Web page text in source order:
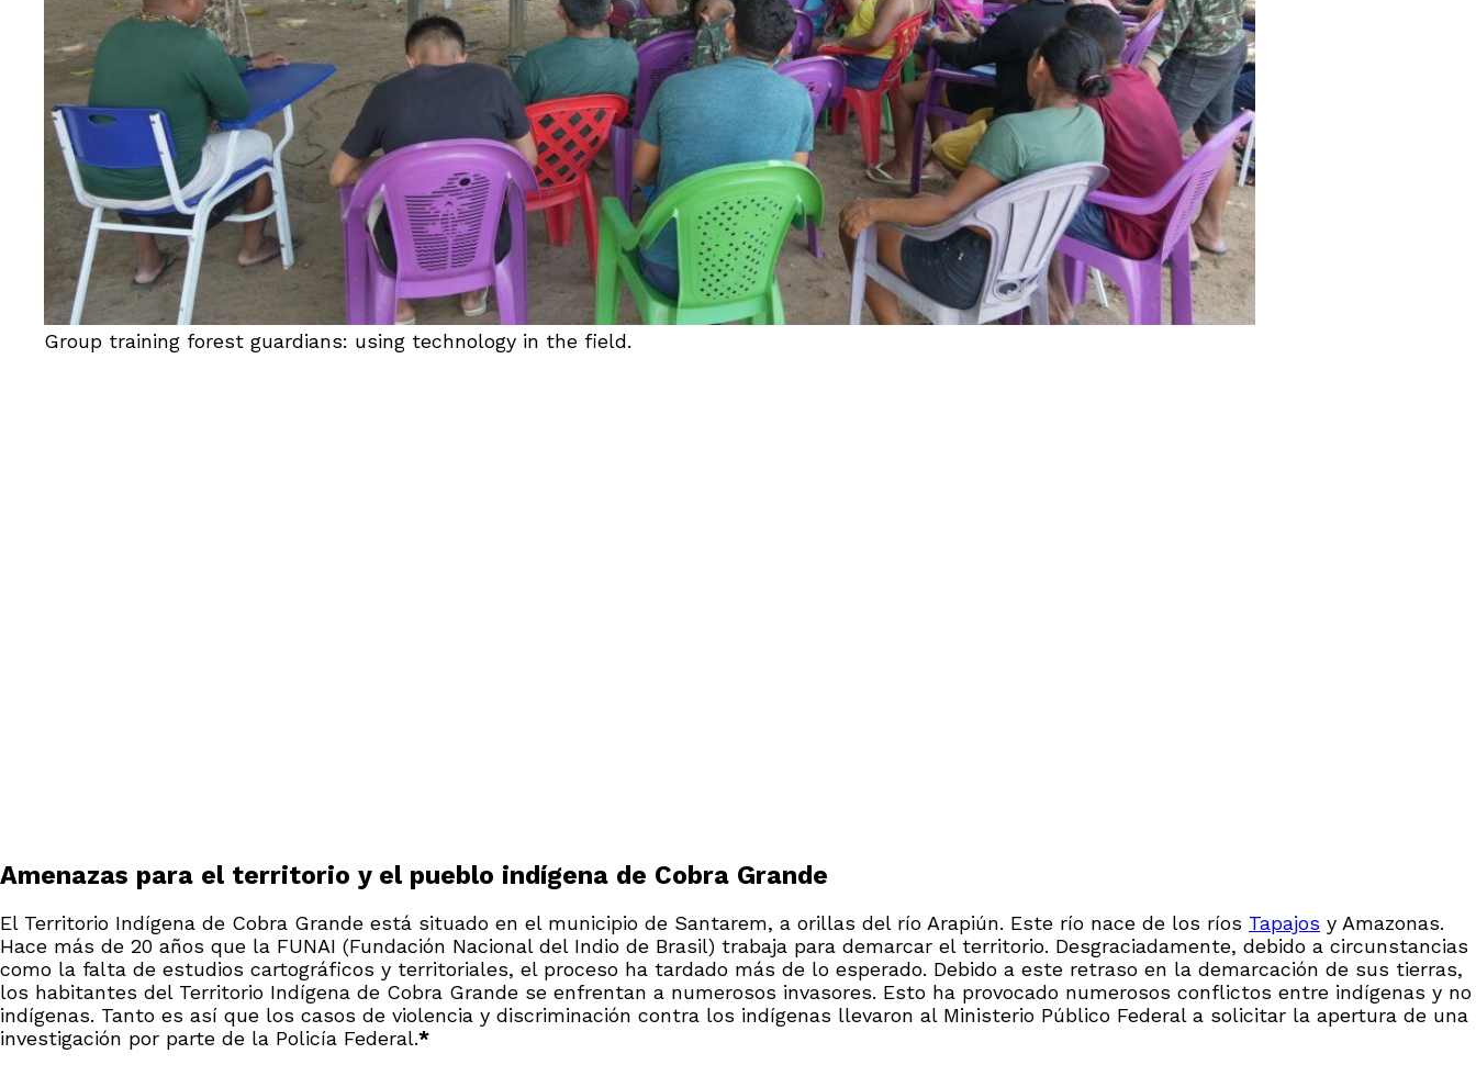
Group training forest guardians: using technology in the field.
Amenazas para el territorio y el pueblo indígena de Cobra Grande
El Territorio Indígena de Cobra Grande está situado en el municipio de Santarem, a orillas del río Arapiún. Este río nace de los ríos Tapajos y Amazonas.
Hace más de 20 años que la FUNAI (Fundación Nacional del Indio de Brasil) trabaja para demarcar el territorio. Desgraciadamente, debido a circunstancias
como la falta de estudios cartográficos y territoriales, el proceso ha tardado más de lo esperado. Debido a este retraso en la demarcación de sus tierras,
los habitantes del Territorio Indígena de Cobra Grande se enfrentan a numerosos invasores. Esto ha provocado numerosos conflictos entre indígenas y no
indígenas. Tanto es así que los casos de violencia y discriminación contra los indígenas llevaron al Ministerio Público Federal a solicitar la apertura de una
investigación por parte de la Policía Federal.*